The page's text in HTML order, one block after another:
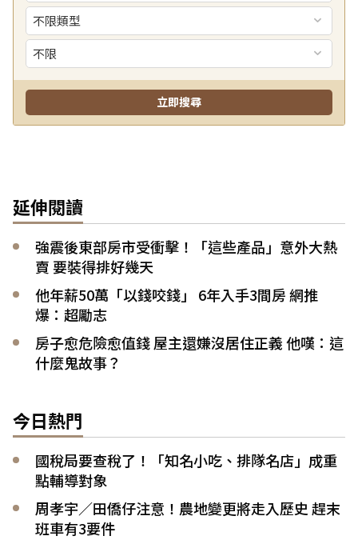
延伸閱讀
強震後東部房市受衝擊！「這些產品」意外大熱
賣 要裝得排好幾天
他年薪50萬「以錢咬錢」 6年入手3間房 網推
爆：超勵志
房子愈危險愈值錢 屋主還嫌沒居住正義 他嘆：這
什麼鬼故事？
今日熱門
國稅局要查稅了！「知名小吃、排隊名店」成重
點輔導對象
周孝宇／田僑仔注意！農地變更將走入歷史 趕末
班車有3要件